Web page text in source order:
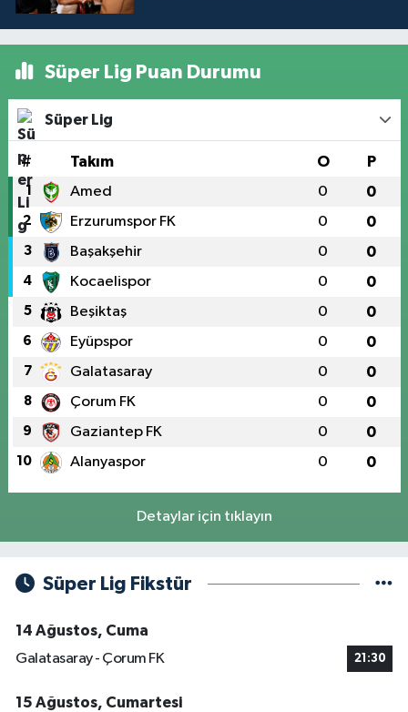
Süper Lig Puan Durumu
Süper Lig
# Takım O P
1 Amed 0 0
2 Erzurumspor FK 0 0
3 Başakşehir 0 0
4 Kocaelispor 0 0
5 Beşiktaş 0 0
6 Eyüpspor 0 0
7 Galatasaray 0 0
8 Çorum FK 0 0
9 Gaziantep FK 0 0
10 Alanyaspor 0 0
Detaylar için tıklayın
Süper Lig Fikstür
14 Ağustos, Cuma
Galatasaray - Çorum FK
21:30
15 Ağustos, Cumartesi